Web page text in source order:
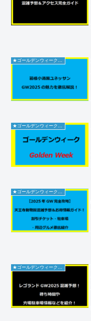
★ゴールデンウィーク2026
★ゴールデンウィーク2026
★ゴールデンウィーク2026